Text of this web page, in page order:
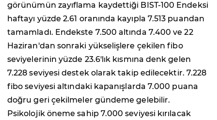
görünümün zayıflama kaydettiği BIST-100 Endeksi
haftayı yüzde 2.61 oranında kayıpla 7.513 puandan
tamamladı. Endekste 7.500 altında 7.400 ve 22
Haziran'dan sonraki yükselişlere çekilen fibo
seviyelerinin yüzde 23.6'lık kısmına denk gelen
7.228 seviyesi destek olarak takip edilecektir. 7.228
fibo seviyesi altındaki kapanışlarda 7.000 puana
doğru geri çekilmeler gündeme gelebilir.
Psikolojik öneme sahip 7.000 seviyesi kırılacak